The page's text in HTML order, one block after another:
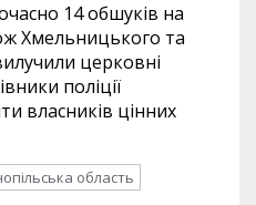
14 обшуків на
Хмельницького та
церковні
поліції
власників цінних
область